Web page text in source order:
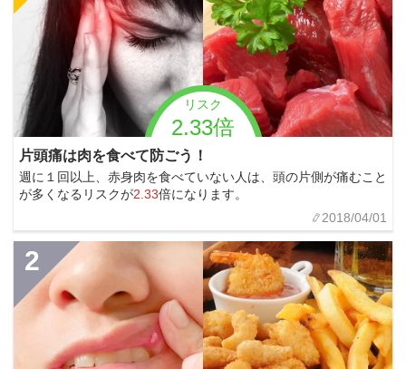
リスク
2.33倍
片頭痛は肉を食べて防ごう！
週に１回以上、赤身肉を食べていない人は、頭の片側が痛むこと
が多くなるリスクが2.33倍になります。
2018/04/01
2